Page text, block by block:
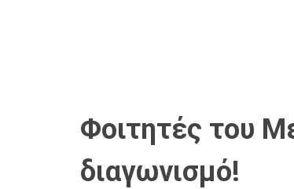
Φοιτητές του
διαγωνισμό!